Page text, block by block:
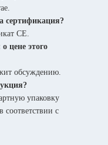
сертификация?
CE.
цене этого
обсуждению.
упаковку
соответствии с